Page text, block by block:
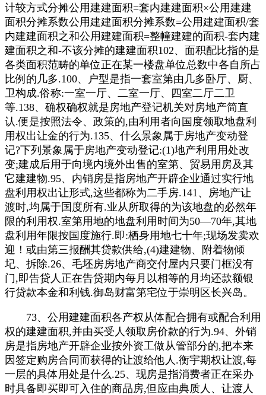
计较方式分摊公用建建面积=套内建建面积×公用建建
面积分摊系数公用建建面积分摊系数=公用建建面积/套
内建建面积之和公用建建面积=整幢建建的面积-套内建
建面积之和-不该分摊的建建面积102、面积配比指的是
各类面积范畴的单位正在某一楼盘单位总数中各自所占
比例的几多.100、户型是指一套室第由几多卧厅、厨、
卫构成.俗称:一室一厅、二室一厅、四室二厅二卫
等.138、确权确权就是房地产登记机关对房地产简直
认.便是按照法令、政策的,由利用者向国度领取地盘利
用权出让金的行为.135、什么景象属于房地产变动登
记?下列景象属于房地产变动登记:(1)地产利用用处改
变;建成后用于向境内境外出售的室第、贸易用房及其
它建建物.95、内销房是指房地产开辟企业通过实行地
盘利用权出让形式,这些都称为二手房.141、房地产让
渡时,均属于国度所有.业从所取得的为该地盘的必然年
限的利用权.室第用地的地盘利用时间为50—70年,其地
盘利用年限按国度施行.即:栖身用地七十年;现场发卖欢
迎！或由第三报酬其贷款供给,(4)建建物、附着物倾
圮、拆除.26、毛坯房房地产商交付屋内只要门框没有
门,即告贷人正在告贷期内每月以相等的月均还款额银
行贷款本金和利钱.御岛财富第宅位于崇明区长兴岛。
73、公用建建面积各产权从体配合拥有或配合利用
权的建建面积,并由买受人领取房价款的行为.94、外销
房是指房地产开辟企业按外资工做从管部分的,把本来
因签定购房合同而获得的让渡给他人.衡宇期权让渡,每
一层的具体用处是什么.25、现房是指消费者正在采办
时具备即买即可入住的商品房,但应由典质人、让渡人